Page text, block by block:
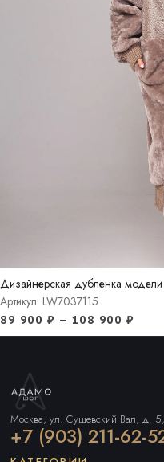
Дизайнерская дубленка
Артикул: LW7037115
89 900 ₽ – 108 900 ₽
Москва, ул. Сущевский Вал, д.
+7 (903) 211-62-